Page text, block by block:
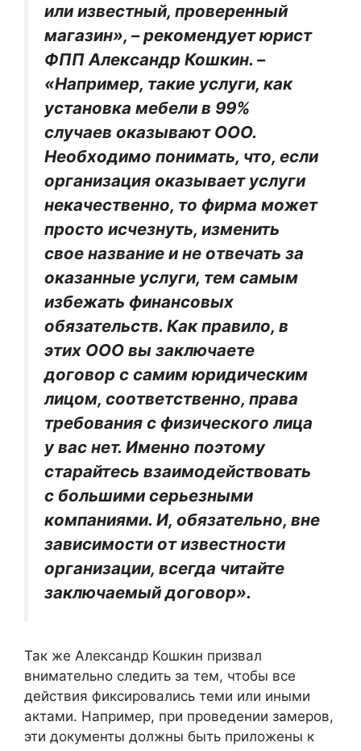
или известный, проверенный
магазин», – рекомендует юрист
ФПП Александр Кошкин. –
«Например, такие услуги, как
установка мебели в 99%
случаев оказывают ООО.
Необходимо понимать, что, если
организация оказывает услуги
некачественно, то фирма может
просто исчезнуть, изменить
свое название и не отвечать за
оказанные услуги, тем самым
избежать финансовых
обязательств. Как правило, в
этих ООО вы заключаете
договор с самим юридическим
лицом, соответственно, права
требования с физического лица
у вас нет. Именно поэтому
старайтесь взаимодействовать
с большими серьезными
компаниями. И, обязательно, вне
зависимости от известности
организации, всегда читайте
заключаемый договор».
Так же Александр Кошкин призвал
внимательно следить за тем, чтобы все
действия фиксировались теми или иными
актами. Например, при проведении замеров,
эти документы должны быть приложены к